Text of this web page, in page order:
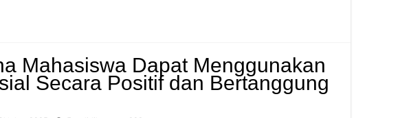
Mahasiswa Dapat Menggunakan
Secara Positif dan Bertanggung